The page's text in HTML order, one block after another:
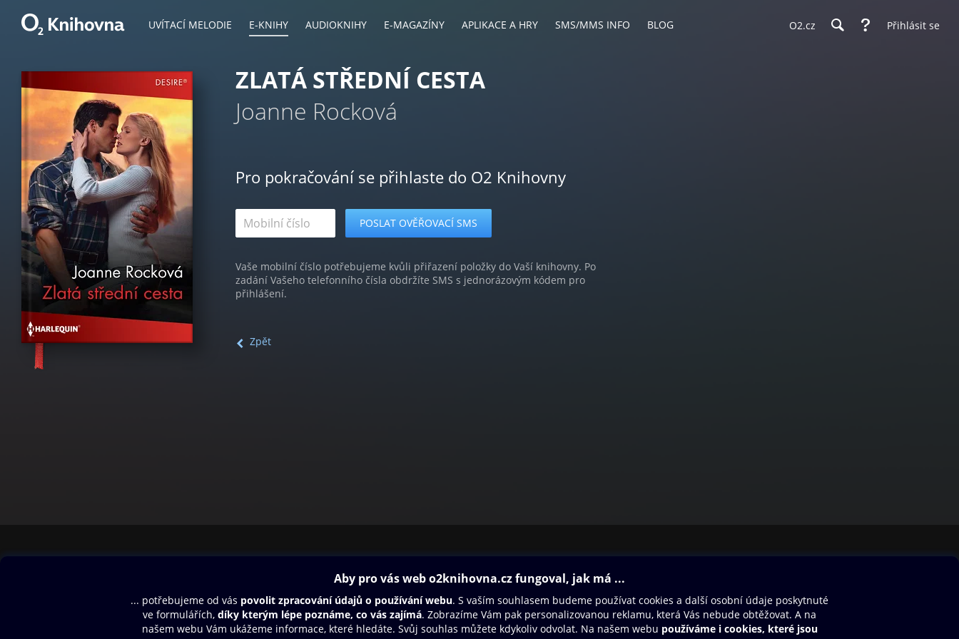
UVÍTACÍ MELODIE E-KNIHY AUDIOKNIHY E-MAGAZÍNY APLIKACE A HRY SMS/MMS INFO BLOG O2.cz Přihlásit se
ZLATÁ STŘEDNÍ CESTA
Joanne Rocková
Pro pokračování se přihlaste do O2 Knihovny
Vaše mobilní číslo potřebujeme kvůli přiřazení položky do Vaší knihovny. Po
zadání Vašeho telefonního čísla obdržíte SMS s jednorázovým kódem pro
přihlášení.
Zpět
Aplikace a hry
SMS/MMS Info
Blog
Dárkový poukaz
Nápověda
Oneplay Originály
Sport